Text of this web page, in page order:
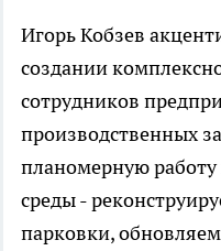
Игорь Кобзев
создании
сотрудников
производственных
планомерную
среды -
парковки,